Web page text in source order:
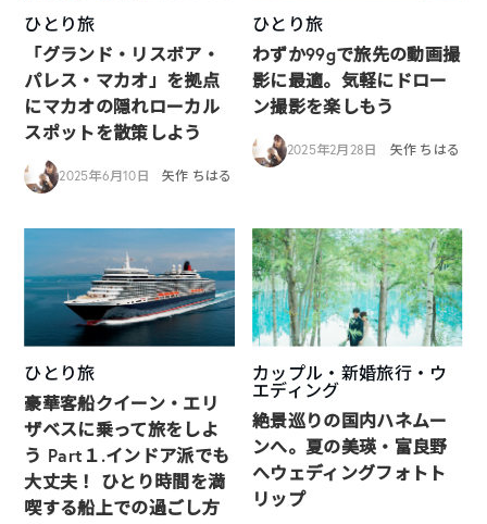
ひとり旅
「グランド・リスボア・
パレス・マカオ」を拠点
にマカオの隠れローカル
スポットを散策しよう
2025年6月10日 矢作 ちはる
ひとり旅
わずか99gで旅先の動画撮
影に最適。気軽にドロー
ン撮影を楽しもう
2025年2月28日 矢作 ちはる
ひとり旅
豪華客船クイーン・エリ
ザベスに乗って旅をしよ
う Part１.インドア派でも
大丈夫！ ひとり時間を満
喫する船上での過ごし方
カップル・新婚旅行・ウ
エディング
絶景巡りの国内ハネムー
ンへ。夏の美瑛・富良野
へウェディングフォトト
リップ